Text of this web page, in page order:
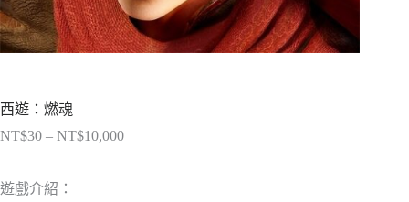
西遊：燃魂
NT$30 – NT$10,000價
遊戲介紹：